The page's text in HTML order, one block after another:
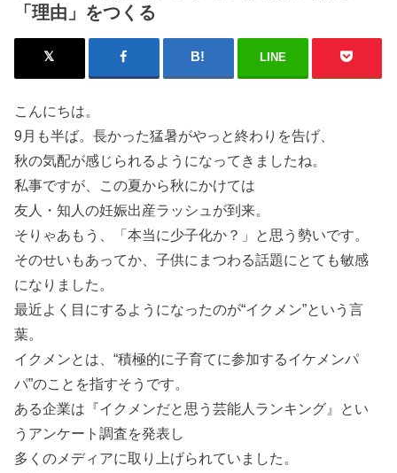
「理由」をつくる
LINE
こんにちは。
9月も半ば。長かった猛暑がやっと終わりを告げ、
秋の気配が感じられるようになってきましたね。
私事ですが、この夏から秋にかけては
友人・知人の妊娠出産ラッシュが到来。
そりゃあもう、「本当に少子化か？」と思う勢いです。
そのせいもあってか、子供にまつわる話題にとても敏感
になりました。
最近よく目にするようになったのが“イクメン”という言
葉。
イクメンとは、“積極的に子育てに参加するイケメンパ
パ”のことを指すそうです。
ある企業は『イクメンだと思う芸能人ランキング』とい
うアンケート調査を発表し
多くのメディアに取り上げられていました。